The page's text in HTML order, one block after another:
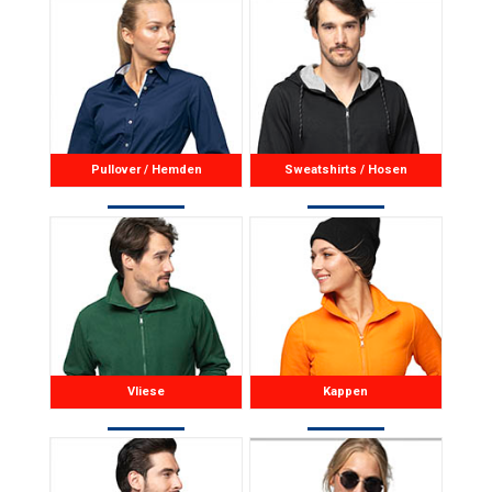
Pullover / Hemden Sweatshirts / Hosen
Vliese Kappen